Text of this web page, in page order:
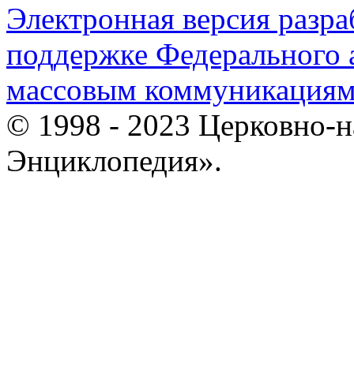
Электронная версия
поддержке Федерального
массовым
© 1998 - 2023 Церковно-
Энциклопедия».